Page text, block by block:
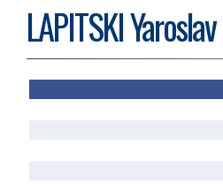
LAPITSKI Yaroslav